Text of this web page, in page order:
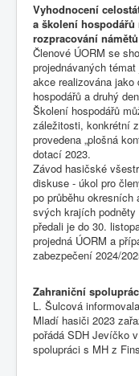
Vyhodnocení
a školení hospodářů
rozpracování námětů
Členové ÚORM se
projednávaných
akce realizována
hospodářů a druhý
Školení hospodářů
záležitosti, konkrétní
provedena „plošná
dotací 2023.
Závod hasičské
diskuse - úkol pro
po průběhu
svých krajích
předali je do 30.
projedná ÚORM a
zabezpečení 2024/
Zahraniční
L. Šulcová
Mladí hasiči 2023
pořádá SDH Jevíčko
spolupráci s MH z